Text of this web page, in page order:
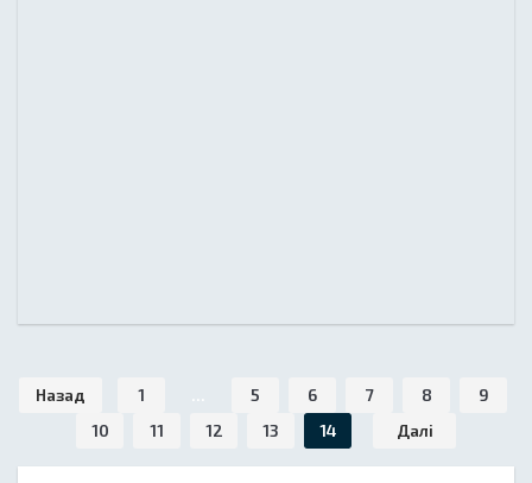
Назад 1 5 6 7 8
9
10
11 12 13 14 Далі